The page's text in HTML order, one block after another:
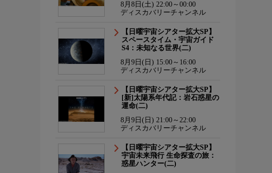
8月8日(土) 22:00～00:00
ディスカバリーチャンネル
【日曜宇宙シアター拡大SP】
スペースタイム・宇宙ガイド
S4：未知なる世界(二)
8月9日(日) 15:00～16:00
ディスカバリーチャンネル
【日曜宇宙シアター拡大SP】
[新]太陽系年代記：岩石惑星の
運命(二)
8月9日(日) 21:00～22:00
ディスカバリーチャンネル
【日曜宇宙シアター拡大SP】
宇宙未来飛行 生命探査の旅：
惑星ハンター(二)